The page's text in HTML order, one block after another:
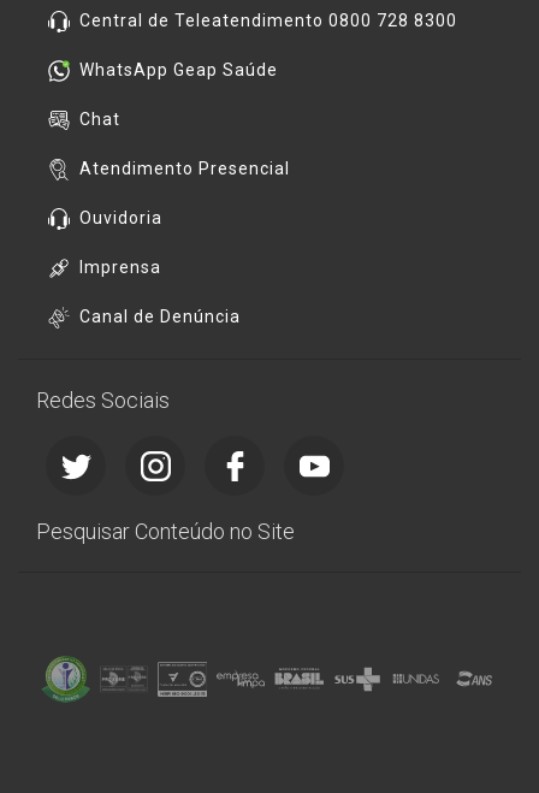
Central de Teleatendimento 0800 728 8300
WhatsApp Geap Saúde
Chat
Atendimento Presencial
Ouvidoria
Imprensa
Canal de Denúncia
Redes Sociais
Pesquisar Conteúdo no Site